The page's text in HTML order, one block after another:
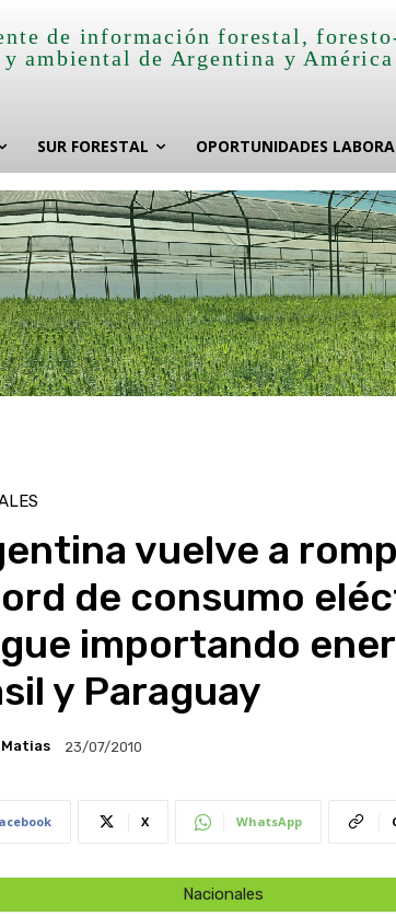
de información forestal,
y ambiental de Argentina y
SUR FORESTAL OPORTUNIDADES
vuelve a
de consumo
importando
y Paraguay
Matias 23/07/2010
X WhatsApp
Nacionales